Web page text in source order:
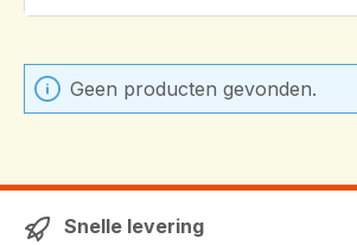
Geen producten gevonden.
Snelle levering